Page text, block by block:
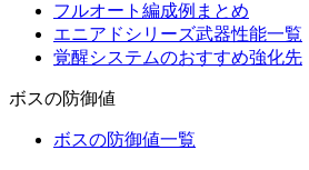
フルオート編成例まとめ
エニアドシリーズ武器性能一覧
覚醒システムのおすすめ強化先
ボスの防御値
ボスの防御値一覧